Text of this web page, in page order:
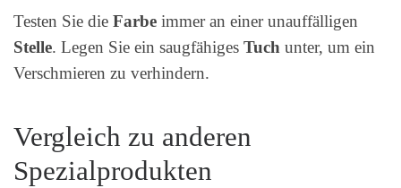
Testen Sie die Farbe immer an einer unauffälligen
Stelle. Legen Sie ein saugfähiges Tuch unter, um ein
Verschmieren zu verhindern.
Vergleich zu anderen
Spezialprodukten